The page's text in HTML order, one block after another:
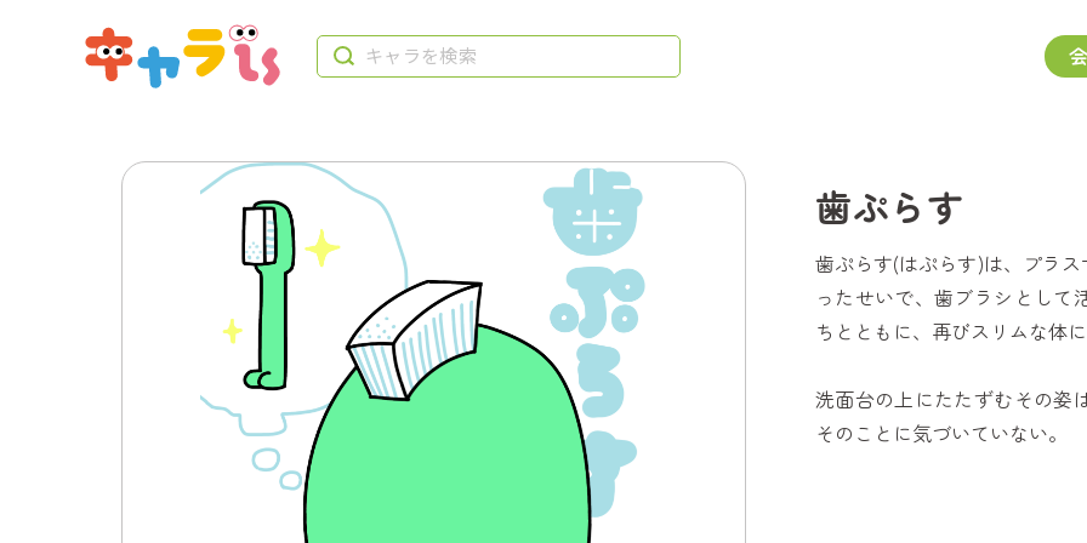
歯ぷらす
歯ぷらす(はぷらす)は、プラ
ったせいで、歯ブラシとして
ちとともに、再びスリムな体
洗面台の上にたたずむその姿
そのことに気づいていない。